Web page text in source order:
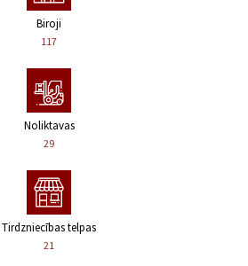
Biroji
117
Noliktavas
29
Tirdzniecības telpas
21